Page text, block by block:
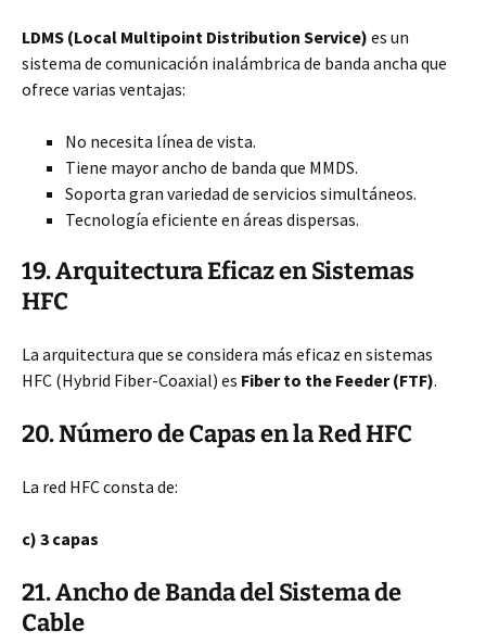
LDMS (Local Multipoint Distribution Service) es un
sistema de comunicación inalámbrica de banda ancha que
ofrece varias ventajas:
No necesita línea de vista.
Tiene mayor ancho de banda que MMDS.
Soporta gran variedad de servicios simultáneos.
Tecnología eficiente en áreas dispersas.
19. Arquitectura Eficaz en Sistemas
HFC
La arquitectura que se considera más eficaz en sistemas
HFC (Hybrid Fiber-Coaxial) es Fiber to the Feeder (FTF).
20. Número de Capas en la Red HFC
La red HFC consta de:
c) 3 capas
21. Ancho de Banda del Sistema de
Cable